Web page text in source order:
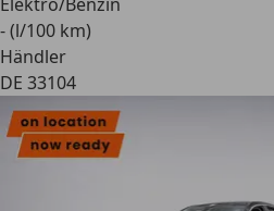
- (l/100 km)
Händler
DE 33104